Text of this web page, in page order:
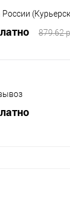
России
879.62